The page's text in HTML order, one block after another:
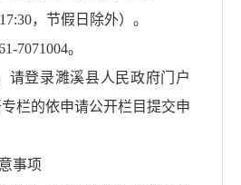
，节假日除外）。
7071004。
请登录濉溪县人民政府门户
栏的依申请公开栏目提交申
事项